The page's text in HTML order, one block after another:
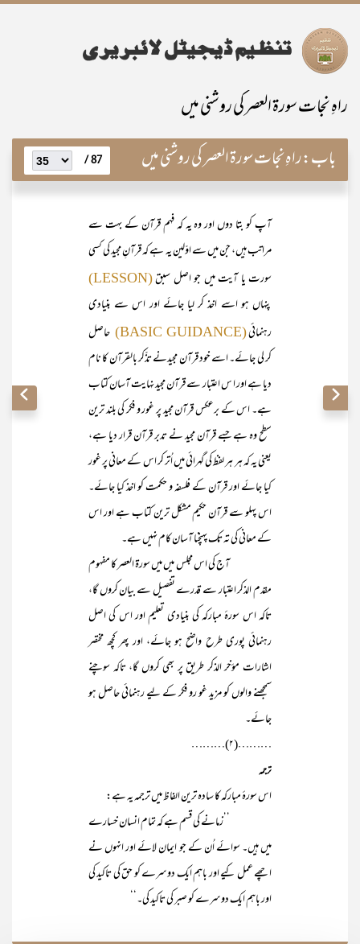
راہِ نجات سورۃ العصر کی روشنی میں
باب:راہِ نجات سورۃ العصر کی روشنی میں 87 /
آپ کو بتا دوں اور وہ یہ کہ فہم قرآن کے بہت سے
مراتب ہیں، جن میں سے اوّلین یہ ہے کہ قرآنِ مجید کی کسی
سورت یا آیت میں جو اصل سبق(LESSON)
پنہاں ہو اسے اخذ کر لیا جائے اور اس سے بنیادی
رہنمائی(BASIC GUIDANCE)
حاصل
کر لی جائے۔ اسے خود قرآن مجیدنے تذّکر بالقرآن کا نام
دیا ہے اور ا س اعتبار سے قرآن مجید نہایت آسان کتاب
ہے۔ اس کے برعکس قرآن مجید پر غور و فکر کی بلند ترین
سطح وہ ہے جسے قرآن مجید نے تدبر قرآن قرار دیا ہے،
یعنی یہ کہ ہر ہر لفظ کی گہرائی میں اُتر کر اس کے معانی پر غور
کیا جائے اور قرآن کے فلسفہ و حکمت کو اخذ کیا جائے۔
اس پہلو سے قرآن حکیم مشکل ترین کتاب ہے اور اس
کے معانی کی تہ تک پہنچنا آسان کام نہیں ہے۔
آج کی اس مجلس میں میں سورۃ العصر کا مفہوم
مقدم الذکر اعتبار سے قدرے تفصیل سے بیان کروں گا،
تاکہ اس سورۂ مبارکہ کی بنیادی تعلیم اور اس کی اصل
رہنمائی پوری طرح واضح ہو جائے، اور پھر کچھ مختصر
اشارات مؤخر الذکر طریق پر بھی کروں گا، تاکہ سوچنے
سمجھنے والوں کو مزید غو رو فکر کے لیے رہنمائی حاصل ہو
جائے۔
………(۲)………
ترجمہ
اس سورۂ مبارکہ کا سادہ ترین الفاظ میں ترجمہ یہ ہے:
’’زمانے کی قسم ہے کہ تمام انسان خسارے
میں ہیں۔ سوائے اُن کے جو ایمان لائے اور انہوں نے
اچھے عمل کیے اور باہم ایک دوسرے کو حق کی تاکید کی
اور باہم ایک دوسرے کو صبر کی تاکید کی۔‘‘